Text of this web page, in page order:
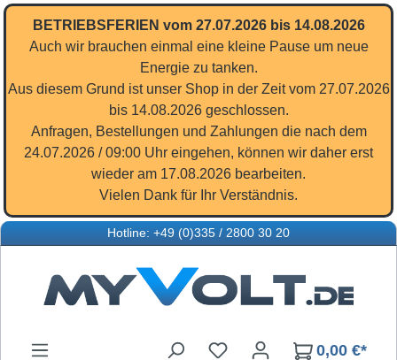
Zum Hauptinhalt springen
BETRIEBSFERIEN vom 27.07.2026 bis 14.08.2026
Auch wir brauchen einmal eine kleine Pause um neue
Energie zu tanken.
Aus diesem Grund ist unser Shop in der Zeit vom 27.07.2026
bis 14.08.2026 geschlossen.
Anfragen, Bestellungen und Zahlungen die nach dem
24.07.2026 / 09:00 Uhr eingehen, können wir daher erst
wieder am 17.08.2026 bearbeiten.
Vielen Dank für Ihr Verständnis.
Hotline: +49 (0)335 / 2800 30 20
Du hast 0 Produkte auf
0,00 €*